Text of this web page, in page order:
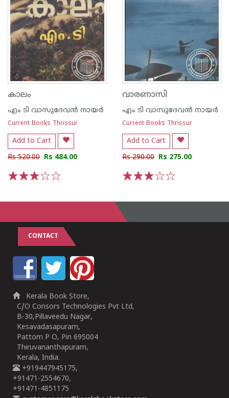
കാലം
എം ടി വാസുദേവന്‍ നായര്‍
Current Books Thrissur
Add to Cart
Rs 520.00 Rs 484.00
വാരണാസി
എം ടി വാസുദേവന്‍ നായര്‍
Current Books Thrissur
Add to Cart
Rs 290.00 Rs 275.00
CONTACT
Kerala Book Store,
C/O Consors Technologies Pvt Ltd,
B-30,Pillaveedu Nagar,
Kesavadasapuram,
Pattom P O, Pin 695004
Thiruvananthapuram,
Kerala, India.
+919447945175,
+91471-2554670,
+91471-4851175